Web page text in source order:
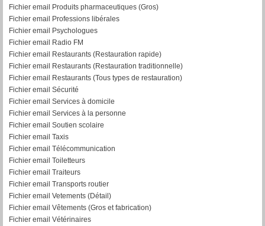
Fichier email Produits pharmaceutiques (Gros)
Fichier email Professions libérales
Fichier email Psychologues
Fichier email Radio FM
Fichier email Restaurants (Restauration rapide)
Fichier email Restaurants (Restauration traditionnelle)
Fichier email Restaurants (Tous types de restauration)
Fichier email Sécurité
Fichier email Services à domicile
Fichier email Services à la personne
Fichier email Soutien scolaire
Fichier email Taxis
Fichier email Télécommunication
Fichier email Toiletteurs
Fichier email Traiteurs
Fichier email Transports routier
Fichier email Vetements (Détail)
Fichier email Vêtements (Gros et fabrication)
Fichier email Vétérinaires